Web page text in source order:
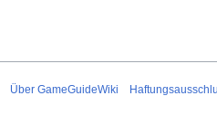
Über GameGuideWiki